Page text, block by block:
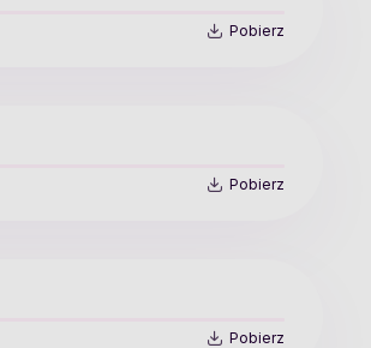
Pobierz
Pobierz
Pobierz